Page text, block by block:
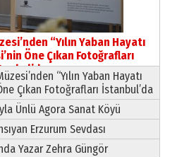
Şirin’e
“Yılın Yaban Hayatı
Öne Çıkan Fotoğrafları
“Yılın Yaban Hayatı
Çıkan Fotoğrafları İstanbul’da
Ünlü Agora Sanat Köyü
Erzurum Sevdası
Yazar Zehra Güngör